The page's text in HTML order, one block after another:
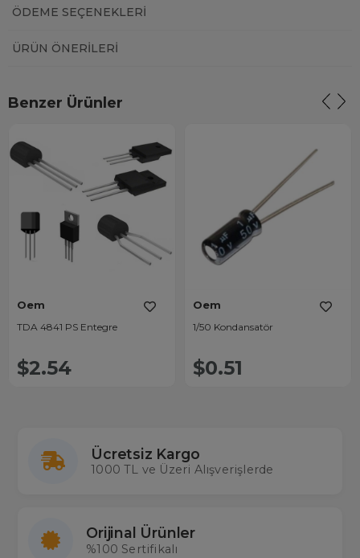
ÖDEME SEÇENEKLERI
ÜRÜN ÖNERILERI
Benzer Ürünler
Oem
TDA 4841 PS Entegre
$2.54
Oem
1/50 Kondansatör
$0.51
Ücretsiz Kargo
1000 TL ve Üzeri Alışverişlerde
Orijinal Ürünler
%100 Sertifikalı